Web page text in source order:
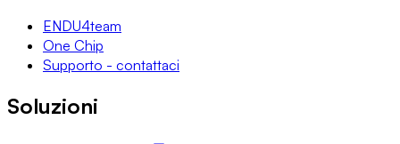
ENDU4team
One Chip
Supporto - contattaci
Soluzioni